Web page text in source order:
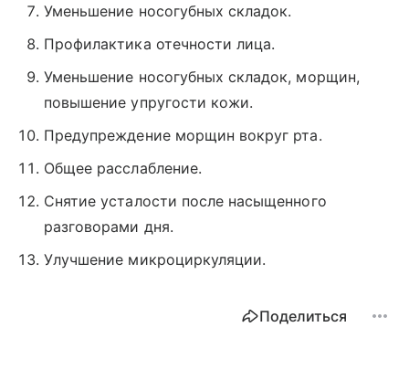
Уменьшение носогубных складок.
Профилактика отечности лица.
Уменьшение носогубных складок, морщин,
повышение упругости кожи.
Предупреждение морщин вокруг рта.
Общее расслабление.
Снятие усталости после насыщенного
разговорами дня.
Улучшение микроциркуляции.
Поделиться